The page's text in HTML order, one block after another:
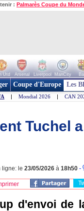
: Palmarès Coupe du
Utd Arsenal Liverpool ManCity
Coupe d'Europe Les
| Mondial 2026 | CAN
Tuchel
ligne: le 23/05/2026 à 18h50 -
d'envoi de